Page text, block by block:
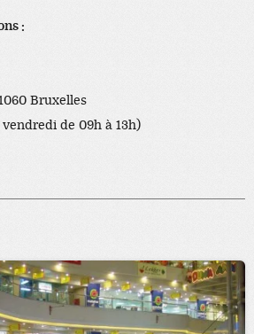
:
Bruxelles
de 09h à 13h)